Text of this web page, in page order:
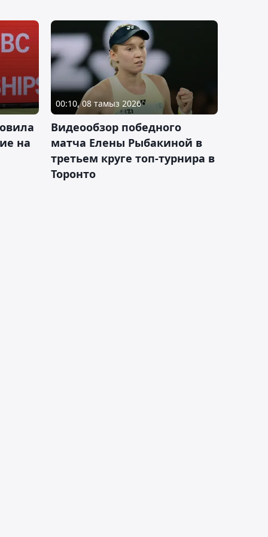
на
00:10, 08 тамыз 2026
Видеообзор победного
матча Елены Рыбакиной в
третьем круге топ-турнира в
Торонто